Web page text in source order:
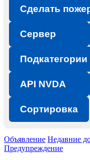
Сделать
Сервер
Подкатегории
API NVDA
Сортировка
Объявление Недавние
Предупреждение